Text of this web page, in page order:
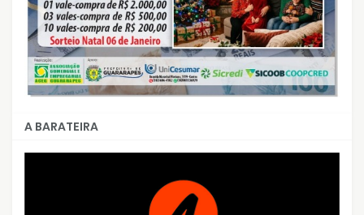
A BARATEIRA